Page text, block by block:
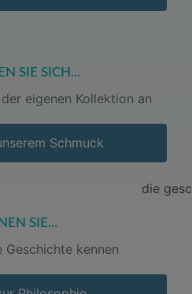
SIE SICH...
eigenen Kollektion an
Schmuck
SIE...
Geschichte kennen